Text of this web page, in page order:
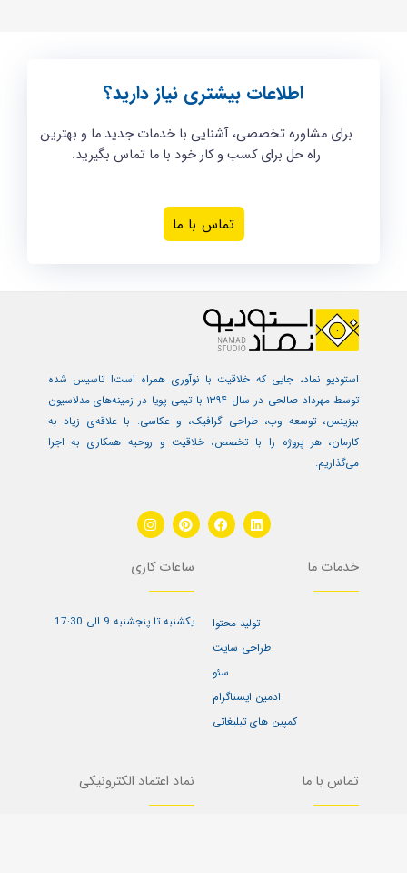
اطلاعات بیشتری نیاز دارید؟
برای مشاوره تخصصی، آشنایی با خدمات جدید ما و بهترین
راه حل برای کسب و کار خود با ما تماس بگیرید.
تماس با ما
استودیو نماد، جایی که خلاقیت با نوآوری همراه است! تاسیس شده
توسط مهرداد صالحی در سال ۱۳۹۴ با تیمی پویا در زمینه‌های مدلاسیون
بیزینس، توسعه وب، طراحی گرافیک، و عکاسی. با علاقه‌ی زیاد به
کارمان، هر پروژه را با تخصص، خلاقیت و روحیه همکاری به اجرا
می‌گذاریم.
L
i
n
F
a
c
P
i
n
t
e
e
s
t
I
n
s
t
a
r
m
خدمات ما
تولید محتوا
طراحی سایت
سئو
ادمین ایستاگرام
کمپین های تبلیغاتی
ساعات کاری
یکشنبه تا پنجشنبه 9 الی 17:30
تماس با ما نماد اعتماد الکترونیکی